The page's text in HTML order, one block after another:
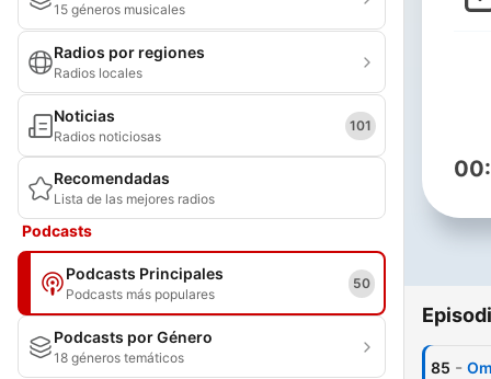
15 géneros musicales
Radios por regiones
Radios locales
Noticias
Radios noticiosas
101
Recomendadas
Lista de las mejores radios
Podcasts
Podcasts Principales
Podcasts más populares
50
Podcasts por Género
18 géneros temáticos
85 -